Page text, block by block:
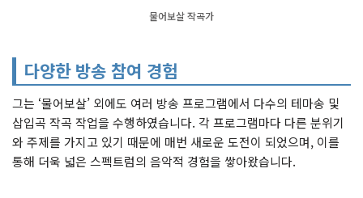
물어보살 작곡가
다양한 방송 참여 경험
그는 ‘물어보살’ 외에도 여러 방송 프로그램에서 다수의 테마송 및
삽입곡 작곡 작업을 수행하였습니다. 각 프로그램마다 다른 분위기
와 주제를 가지고 있기 때문에 매번 새로운 도전이 되었으며, 이를
통해 더욱 넓은 스펙트럼의 음악적 경험을 쌓아왔습니다.